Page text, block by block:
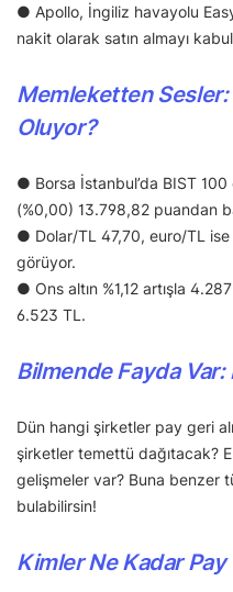
● Apollo, İngiliz havayolu
nakit olarak satın almayı
Memleketten Sesler:
Oluyor?
● Borsa İstanbul’da BIST
(%0,00) 13.798,82 puandan
● Dolar/TL 47,70, euro/TL
görüyor.
● Ons altın %1,12 artışla
6.523 TL.
Bilmende Fayda Var:
Dün hangi şirketler pay geri
şirketler temettü dağıtacak?
gelişmeler var? Buna benzer
bulabilirsin!
Kimler Ne Kadar Pay